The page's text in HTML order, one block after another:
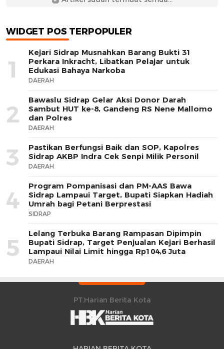
WIDGET POS TERPOPULER
1
Kejari Sidrap Musnahkan Barang Bukti 31
Perkara Inkracht, Libatkan Pelajar untuk
Edukasi Bahaya Narkoba
DAERAH
2
Bawaslu Sidrap Gelar Aksi Donor Darah
Sambut HUT ke-8, Gandeng RS Nene Mallomo
dan Polres
DAERAH
3
Pastikan Berfungsi Baik dan SOP, Kapolres
Sidrap AKBP Indra Cek Senpi Milik Personil
DAERAH
4
Program Pompanisasi dan PM-AAS Bawa
Sidrap Lampaui Target, Bupati Siapkan Hadiah
Umrah bagi Petani Berprestasi
SIDRAP
5
Lelang Terbuka Barang Rampasan Dipimpin
Bupati Sidrap, Target Penjualan Kejari Berhasil
Lampaui Nilai Limit hingga Rp104,6 Juta
DAERAH
PT.Harian Berita Kota